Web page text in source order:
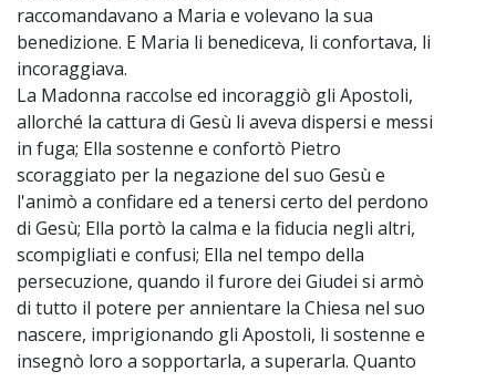
raccomandavano a Maria e volevano la sua
benedizione. E Maria li benediceva, li confortava, li
incoraggiava.
La Madonna raccolse ed incoraggiò gli Apostoli,
allorché la cattura di Gesù li aveva dispersi e messi
in fuga; Ella sostenne e confortò Pietro
scoraggiato per la negazione del suo Gesù e
l'animò a confidare ed a tenersi certo del perdono
di Gesù; Ella portò la calma e la fiducia negli altri,
scompigliati e confusi; Ella nel tempo della
persecuzione, quando il furore dei Giudei si armò
di tutto il potere per annientare la Chiesa nel suo
nascere, imprigionando gli Apostoli, li sostenne e
insegnò loro a sopportarla, a superarla. Quanto